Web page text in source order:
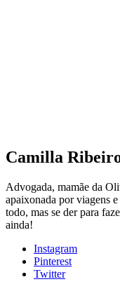
Camilla
Advogada, mamãe da
apaixonada por viagens
todo, mas se der para
ainda!
Instagram
Pinterest
Twitter